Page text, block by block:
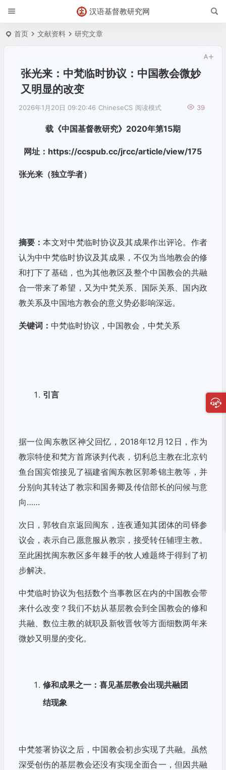
汉语基督教研究网
首页 文献资料 研究文章
张光来：中梵临时协议：中国教会微妙
又明显的改变
2026年1月20日 09:20:46 ChineseCS 39
阅读模式
载《中国基督教研究》2020年第15期
网址：https://ccspub.cc/jrcc/article/view/175
张光来（独立学者）
摘要：本文对中梵临时协议及其成果作出评论。作者
认为中中梵临时协议及其成果，不仅为当地教会的修
和打下了基础，也为其他教区及整个中国教会的共融
合一带来了希望，又为中梵关系、国际关系、国内政
教关系及中国地方教会的意义势必影响深远。
关键词： 中梵临时协议，中国教会，中梵关系
引言
据一位闽东教区神父回忆，2018年12月12日，作为
教宗特使和梵方首席谈判代表，切利总主教在北京钓
鱼台国宾馆接见了福建省闽东教区郭希锦主教等，并
分别向其转达了教宗和国务卿及传信部长的问候与意
向……
次日，郭牧自京返回闽东，连夜通知其团体的司铎参
议会，表示自己愿意服从教宗，接受转任辅理主教。
至此困扰闽东教区多年棘手的牧人难题终于得到了初
步解决。
中梵临时协议为包括数个当事教区在内的中国教会带
来什么改变？我们不妨从基层教会到全国教会的修和
共融、数位主教的就职及新牧晋牧等方面细数两年来
微妙又明显的变化。
修和成果之一：喜见基层教会出现共融团
结现象
中梵签署协议之后，中国教会初步实现了共融。虽然
深受创伤的基层教会还没有实现全面合一，但因共融